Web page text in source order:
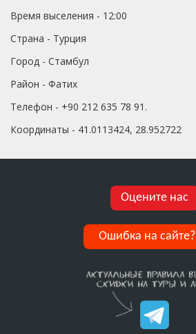
Время выселения - 12:00
Страна - Турция
Город - Стамбул
Район - Фатих
Телефон - +90 212 635 78 91.
Координаты - 41.0113424, 28.952722
Оцените нас
Ошибка на сайте?